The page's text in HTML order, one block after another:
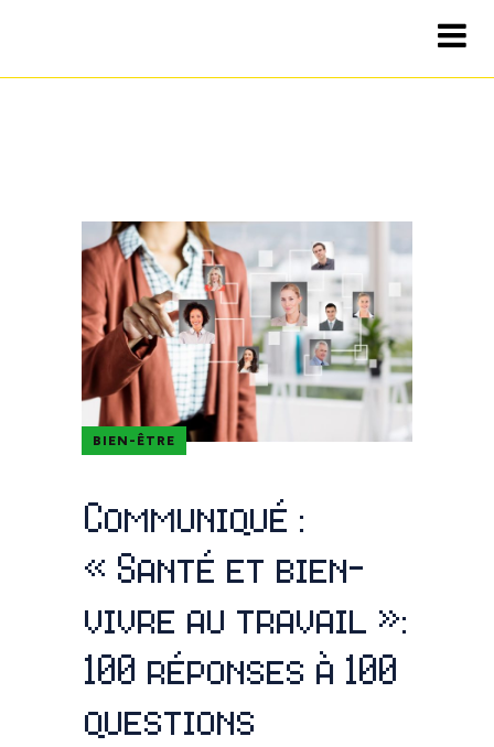
BIEN-ÊTRE
Communiqué :
« Santé et bien-
vivre au travail »:
100 réponses à 100
questions